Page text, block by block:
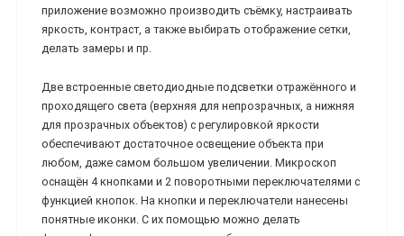
приложение возможно производить съёмку, настраивать
яркость, контраст, а также выбирать отображение сетки,
делать замеры и пр.
Две встроенные светодиодные подсветки отражённого и
проходящего света (верхняя для непрозрачных, а нижняя
для прозрачных объектов) с регулировкой яркости
обеспечивают достаточное освещение объекта при
любом, даже самом большом увеличении. Микроскоп
оснащён 4 кнопками и 2 поворотными переключателями с
функцией кнопок. На кнопки и переключатели нанесены
понятные иконки. С их помощью можно делать